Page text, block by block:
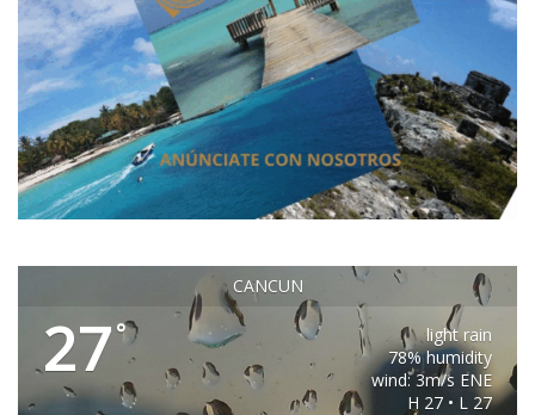
CANCUN
27°
light rain
78% humidity
wind: 3m/s ENE
H 27 • L 27